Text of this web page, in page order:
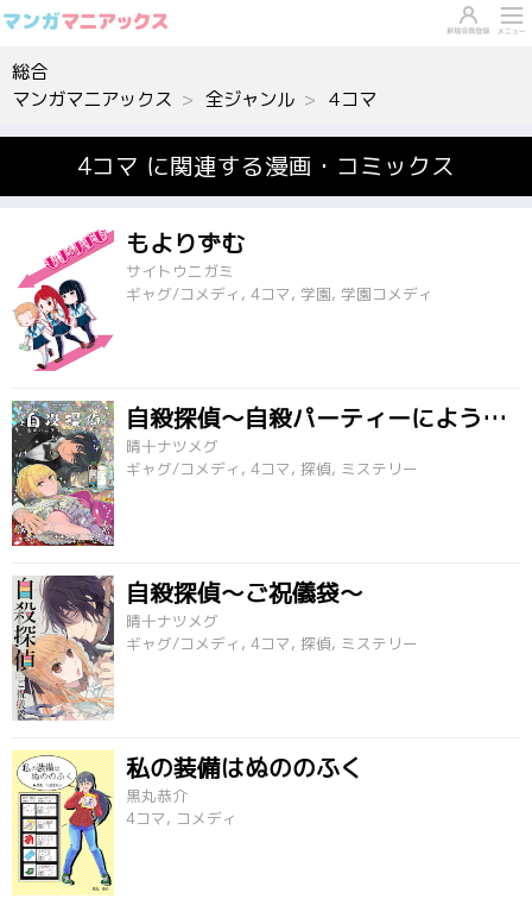
総合
マンガマニアックス
全ジャンル 4コマ
4コマ に関連する漫画・コミックス
もよりずむ
サイトウニガミ
ギャグ/コメディ, 4コマ, 学園, 学園コメディ
自殺探偵～自殺パーティーにようこそ～
晴十ナツメグ
ギャグ/コメディ, 4コマ, 探偵, ミステリー
自殺探偵～ご祝儀袋～
晴十ナツメグ
ギャグ/コメディ, 4コマ, 探偵, ミステリー
私の装備はぬののふく
黒丸恭介
4コマ, コメディ